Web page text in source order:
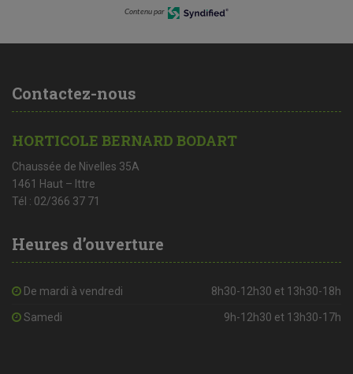
Contenu par
Contactez-nous
HORTICOLE BERNARD BODART
Chaussée de Nivelles 35A
1461 Haut – Ittre
Tél : 02/366 37 71
Heures d’ouverture
De mardi à vendredi 8h30-12h30 et 13h30-18h
Samedi 9h-12h30 et 13h30-17h